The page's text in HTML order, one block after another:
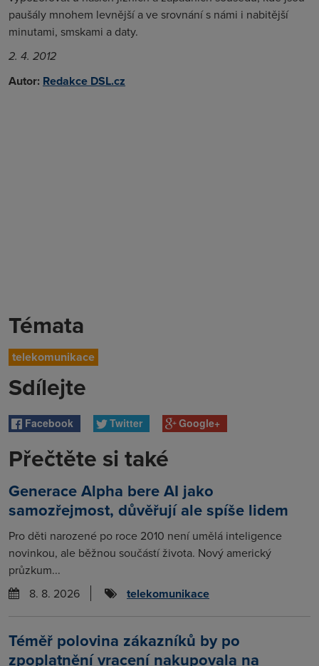
paušály mnohem levnější a ve srovnání s námi i nabitější
minutami, smskami a daty.
2. 4. 2012
Autor: Redakce DSL.cz
Témata
telekomunikace
Sdílejte
Facebook Twitter Google+
Přečtěte si také
Generace Alpha bere AI jako
samozřejmost, důvěřují ale spíše lidem
Pro děti narozené po roce 2010 není umělá inteligence
novinkou, ale běžnou součástí života. Nový americký
průzkum...
8. 8. 2026
telekomunikace
Téměř polovina zákazníků by po
zpoplatnění vracení nakupovala na